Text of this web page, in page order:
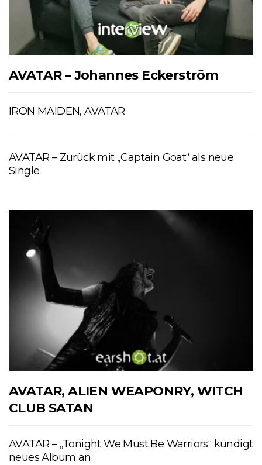
AVATAR – Johannes Eckerström
IRON MAIDEN, AVATAR
AVATAR – Zurück mit „Captain Goat“ als neue
Single
AVATAR, ALIEN WEAPONRY, WITCH
CLUB SATAN
AVATAR – „Tonight We Must Be Warriors“ kündigt
neues Album an